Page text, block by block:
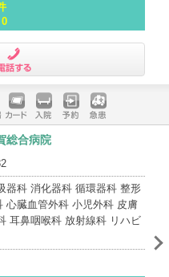
クレジッ
トカード
入院 予約 急患
総合病院
器科 消化器科 循環器科 整形
心臓血管外科 小児外科 皮膚
耳鼻咽喉科 放射線科 リハビ